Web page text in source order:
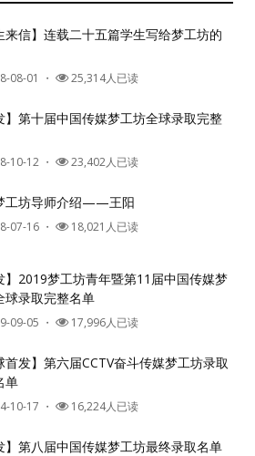
态
没帐号？ 注册一个
来信】连载二十五篇学生写给梦工坊的
08-01 ・ 25,314人已读
】第十届中国传媒梦工坊全球录取完整
10-12 ・ 23,402人已读
工坊导师介绍——王阳
07-16 ・ 18,021人已读
】2019梦工坊青年暨第11届中国传媒梦
球录取完整名单
09-05 ・ 17,996人已读
首发】第六届CCTV奋斗传媒梦工坊录取
单
10-17 ・ 16,224人已读
】第八届中国传媒梦工坊最终录取名单